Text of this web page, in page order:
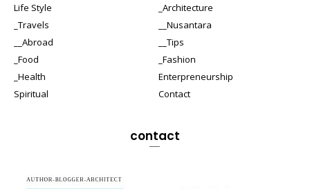
Life Style
_Architecture
_Travels
__Nusantara
__Abroad
__Tips
_Food
_Fashion
_Health
Enterpreneurship
Spiritual
Contact
contact